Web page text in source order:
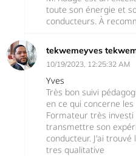
toute son énergie et
conducteurs. À
tekwemeyves
10/19/2023, 12:25:32 AM
Yves
Très bon suivi
en ce qui concerne les
Formateur très
transmettre son
conducteur. J'ai
tres qualitative